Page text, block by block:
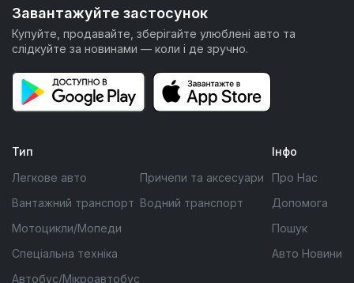
Завантажуйте застосунок
Купуйте, продавайте, зберігайте улюблені авто та
слідкуйте за новинами — коли і де зручно.
Тип
Легкове авто
Вантажний транспорт
Мотоцикли/Мопеди
Спеціальна техніка
Автобус/Мікроавтобус
Причепи та аксесуари
Водний транспорт
Інфо
Про Нас
Допомога
Пошук
Авто Новини